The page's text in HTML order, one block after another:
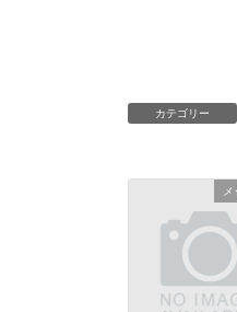
カテゴリー
メ